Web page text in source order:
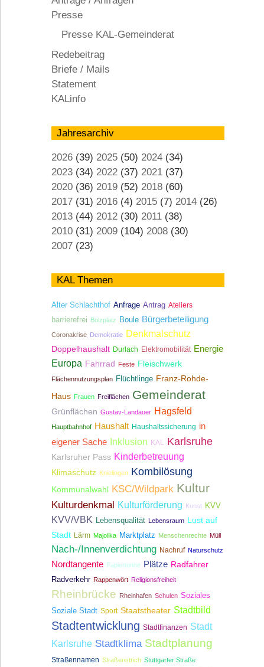
KAL
Presse
Presse KAL-Gemeinderat
Redebeitrag
Briefe / Mails
Statement
KALinfo
Jahresarchiv
2026 (39) 2025 (50) 2024 (34)
2023 (34) 2022 (37) 2021 (37)
2020 (36) 2019 (52) 2018 (60)
2017 (31) 2016 (4) 2015 (7) 2014 (26)
2013 (44) 2012 (30) 2011 (38)
2010 (31) 2009 (104) 2008 (30)
2007 (23)
KAL Themen
Alter Schlachthof Anfrage Antrag Ateliers
barrierefrei Bolzplatz Boule Bürgerbeteiligung
Coronakrise Demokratie Denkmalschutz
Doppelhaushalt Durlach Elektromobilität Energie
Europa Fahrrad Feste Fleischwerk
Flächennutzungsplan Flüchtlinge Franz-Rohde-
Haus Frauen Freiflächen Gemeinderat
Grünflächen Gustav-Landauer Hagsfeld
Hauptbahnhof Haushalt Haushaltssicherung in
eigener Sache Inklusion KAL Karlsruhe
Karlsruher Pass Kinderbetreuung
Klimaschutz Knielingen Kombilösung
Kommunalwahl KSC/Wildpark Kultur
Kulturdenkmal Kulturförderung Kunst KVV
KVV/VBK Lebensqualität Lebensraum
Lust auf
Stadt Lärm Majolika Marktplatz Menschenrechte Müll
Nach-/Innenverdichtung Nachruf Naturschutz
Nordtangente Papiertonne Plätze Radfahrer
Radverkehr Rappenwört Religionsfreiheit
Rheinbrücke Rheinhafen Schulen Soziales
Soziale Stadt Sport Staatstheater Stadtbild
Stadtentwicklung Stadtfinanzen Stadt
Karlsruhe Stadtklima Stadtplanung
Straßennamen Straßenstrich Stuttgarter Straße